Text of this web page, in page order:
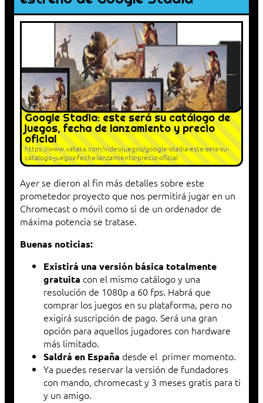
Google Stadia: este será su catálogo de
juegos, fecha de lanzamiento y precio
oficial
https://www.xataka.com/videojuegos/google-stadia-este-sera-su-
catalogo-juegos-fecha-lanzamiento-precio-oficial
Ayer se dieron al fin más detalles sobre este
prometedor proyecto que nos permitirá jugar en un
Chromecast o móvil como si de un ordenador de
máxima potencia se tratase.
Buenas noticias:
Existirá una versión básica totalmente
gratuita con el mismo catálogo y una
resolución de 1080p a 60 fps. Habrá que
comprar los juegos en su plataforma, pero no
exigirá suscripción de pago. Será una gran
opción para aquellos jugadores con hardware
más limitado.
Saldrá en España desde el primer momento.
Ya puedes reservar la versión de fundadores
con mando, chromecast y 3 meses gratis para ti
y un amigo.